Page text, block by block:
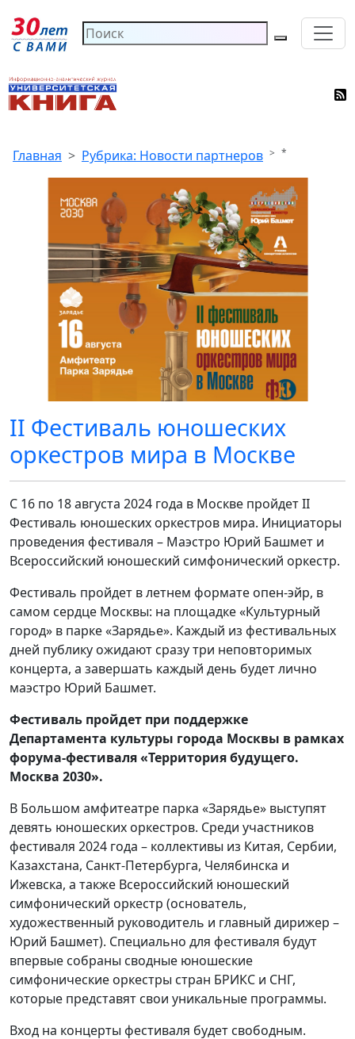
Главная Рубрика: Новости партнеров *
II Фестиваль юношеских
оркестров мира в Москве
С 16 по 18 августа 2024 года в Москве пройдет II
Фестиваль юношеских оркестров мира. Инициаторы
проведения фестиваля – Маэстро Юрий Башмет и
Всероссийский юношеский симфонический оркестр.
Фестиваль пройдет в летнем формате опен-эйр, в
самом сердце Москвы: на площадке «Культурный
город» в парке «Зарядье». Каждый из фестивальных
дней публику ожидают сразу три неповторимых
концерта, а завершать каждый день будет лично
маэстро Юрий Башмет.
Фестиваль пройдет при поддержке
Департамента культуры города Москвы в рамках
форума-фестиваля «Территория будущего.
Москва 2030».
В Большом амфитеатре парка «Зарядье» выступят
девять юношеских оркестров. Среди участников
фестиваля 2024 года – коллективы из Китая, Сербии,
Казахстана, Санкт-Петербурга, Челябинска и
Ижевска, а также Всероссийский юношеский
симфонический оркестр (основатель,
художественный руководитель и главный дирижер –
Юрий Башмет). Специально для фестиваля будут
впервые собраны сводные юношеские
симфонические оркестры стран БРИКС и СНГ,
которые представят свои уникальные программы.
Вход на концерты фестиваля будет свободным.